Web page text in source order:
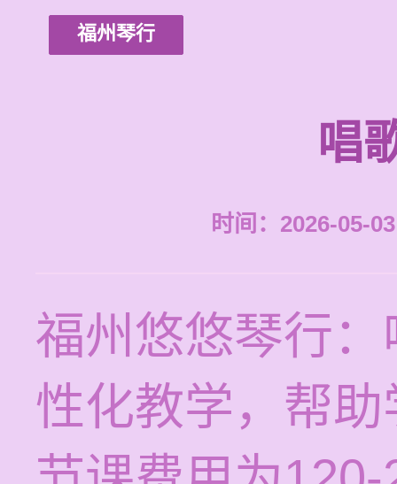
福州琴行
唱
时间：2026-05-
福州悠悠琴行
性化教学，帮